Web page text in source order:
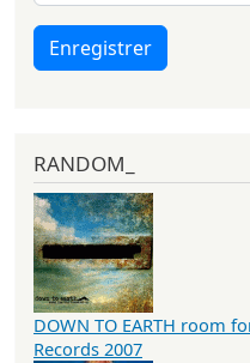
Enregistrer
RANDOM_
DOWN TO EARTH room
Records 2007